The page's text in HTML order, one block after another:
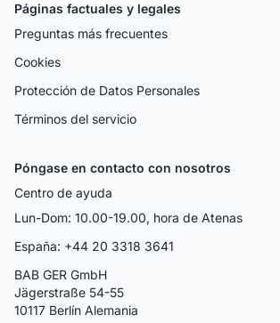
Páginas factuales y legales
Preguntas más frecuentes
Cookies
Protección de Datos Personales
Términos del servicio
Póngase en contacto con nosotros
Centro de ayuda
Lun-Dom: 10.00-19.00, hora de Atenas
España: +44 20 3318 3641
BAB GER GmbH
Jägerstraße 54-55
10117 Berlín Alemania